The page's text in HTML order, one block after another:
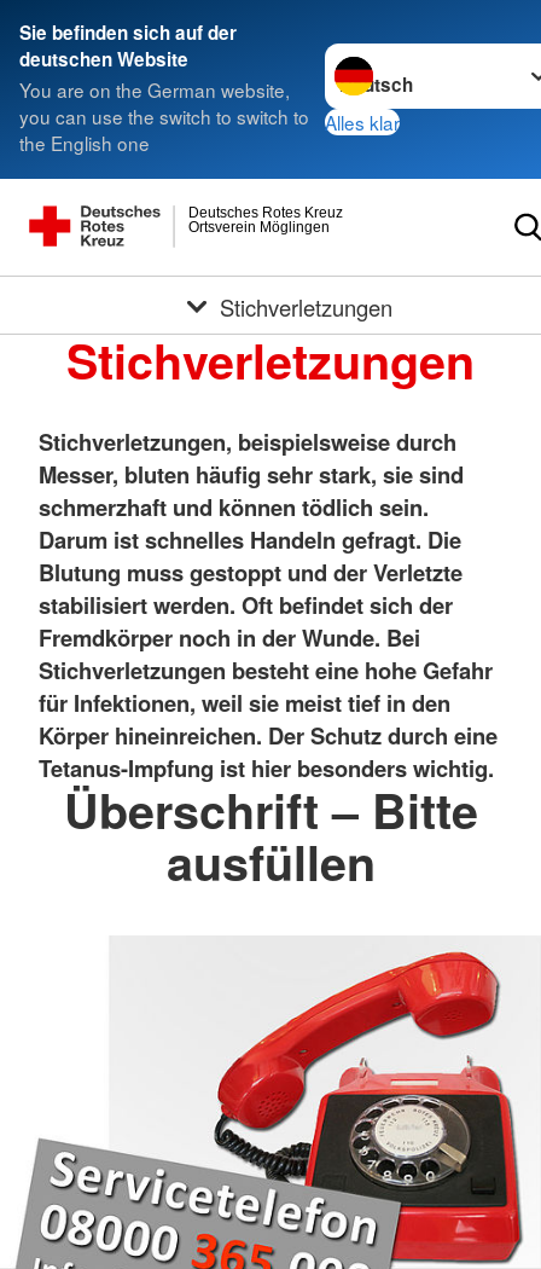
Sie befinden sich auf der
deutschen Website
You are on the German website,
you can use the switch to switch to
the English one
Sprache wechseln zu
Alles klar
Ortsverein Möglingen
Deutsches Rotes Kreuz
Stichverletzungen
Stichverletzungen
Stichverletzungen, beispielsweise durch
Messer, bluten häufig sehr stark, sie sind
schmerzhaft und können tödlich sein.
Darum ist schnelles Handeln gefragt. Die
Blutung muss gestoppt und der Verletzte
stabilisiert werden. Oft befindet sich der
Fremdkörper noch in der Wunde. Bei
Stichverletzungen besteht eine hohe Gefahr
für Infektionen, weil sie meist tief in den
Körper hineinreichen. Der Schutz durch eine
Tetanus-Impfung ist hier besonders wichtig.
Überschrift – Bitte
ausfüllen